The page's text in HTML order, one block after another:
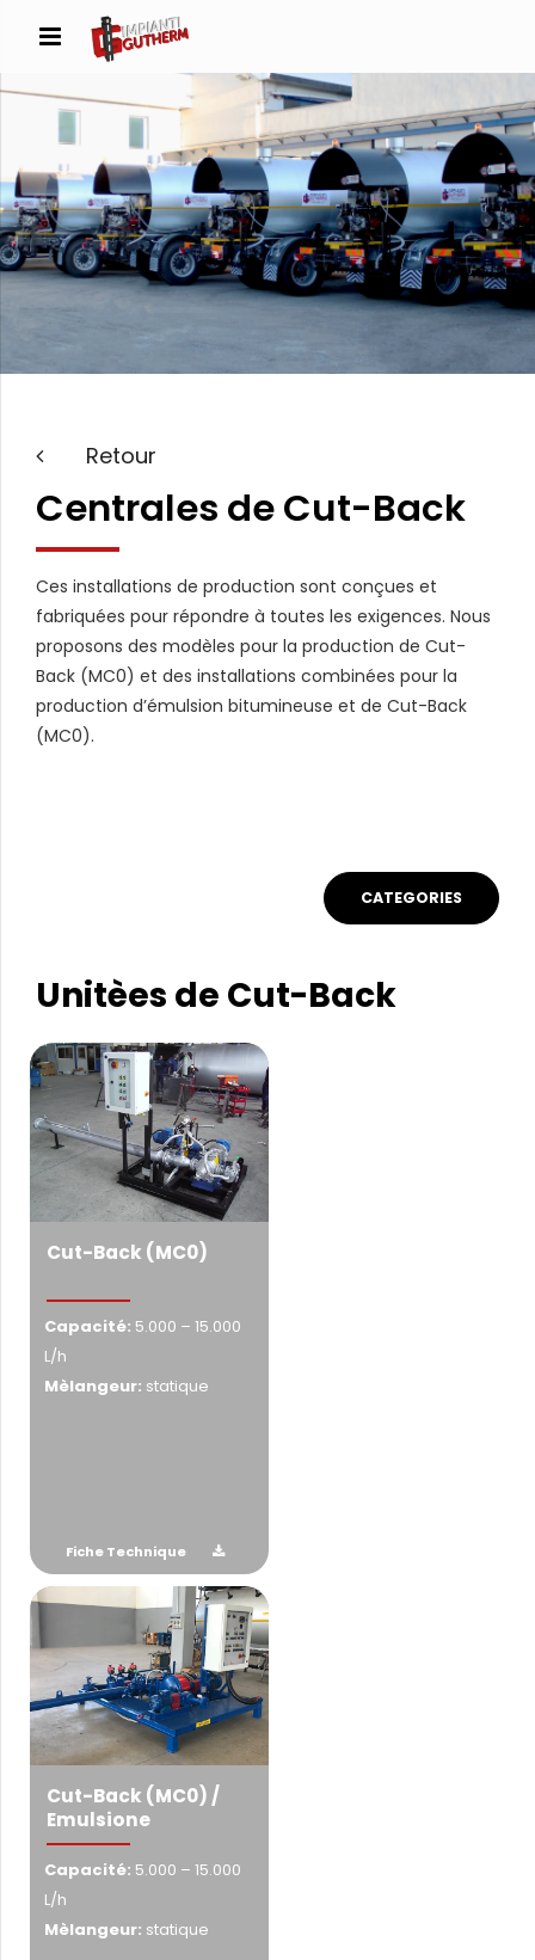
Retour
Centrales de Cut-Back
Ces installations de production sont conçues et
fabriquées pour répondre à toutes les exigences. Nous
proposons des modèles pour la production de Cut-
Back (MC0) et des installations combinées pour la
production d’émulsion bitumineuse et de Cut-Back
(MC0).
CATEGORIES
Unitèes de Cut-Back
Cut-Back (MC0)
Capacité: 5.000 – 15.000
L/h
Mèlangeur: statique
Fiche Technique
Cut-Back (MC0) /
Emulsione
Capacité: 5.000 – 15.000
L/h
Mèlangeur: statique